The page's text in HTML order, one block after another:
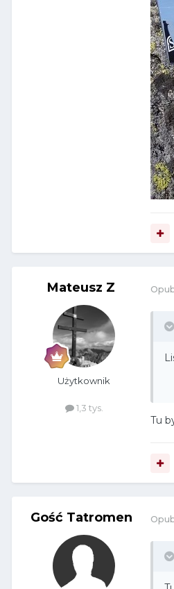
Mateusz Z
Użytkownik
1,3 tys.
Tu
Gość Tatromen